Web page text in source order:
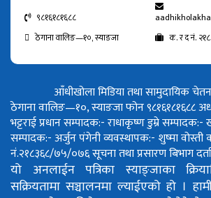
९८१६१८१६८८
ठेगाना वालिङ—१०, स्याङजा
क. र द नं.
आँधीखोला मिडिया तथा सामुदायिक
ठेगाना वालिङ—१०, स्याङजा फोन ९८१६१८१६८८
भट्टराईप्रधान सम्पादक:- राधाकृष्ण डुम्रेसम्पादक:-
सम्पादक:- अर्जुन पंगेनीव्यवस्थापक:- शुष्मा वोस्ती
नं.२१८३६८/७५/०७६सूचना तथा प्रसारण बिभाग
यो अनलाईन पत्रिका स्याङ्जाका
सक्रियतामा सञ्चालनमा ल्याईएको हो ।